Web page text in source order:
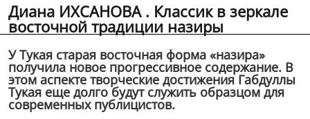
Диана ИХСАНОВА . Классик в зеркале
восточной традиции назиры
У Тукая старая восточная форма «назира»
получила новое прогрессивное содержание. В
этом аспекте творческие достижения Габдуллы
Тукая еще долго будут служить образцом для
современных публицистов.